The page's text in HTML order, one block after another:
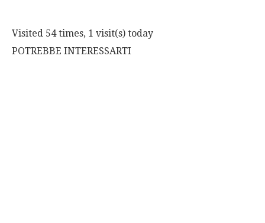
Visited 54 times, 1 visit(s) today
POTREBBE INTERESSARTI